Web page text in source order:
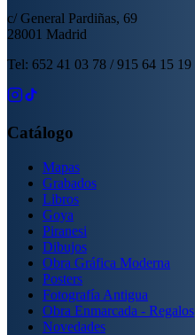
c/ General Pardiñas, 69
28001 Madrid
Tel: 652 41 03 78 / 915 64 15 19
Catálogo
Mapas
Grabados
Libros
Goya
Piranesi
Dibujos
Obra Gráfica Moderna
Posters
Fotografía Antigua
Obra Enmarcada - Regalos
Novedades